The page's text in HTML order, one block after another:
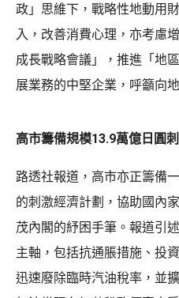
政」思維下，戰略性地動用
入，改善消費心理，亦考慮
成長戰略會議」，推進「地
展業務的中堅企業，呼籲向
高市籌備規模13.9萬億日圓
路透社報道，高市亦正籌備
的刺激經濟計劃，協助國內
茂內閣的紓困手筆。報道引
主軸，包括抗通脹措施、投
迅速廢除臨時汽油稅率，並